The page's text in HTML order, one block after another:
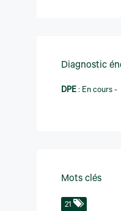
Diagnostic
DPE : En cours -
Mots clés
21